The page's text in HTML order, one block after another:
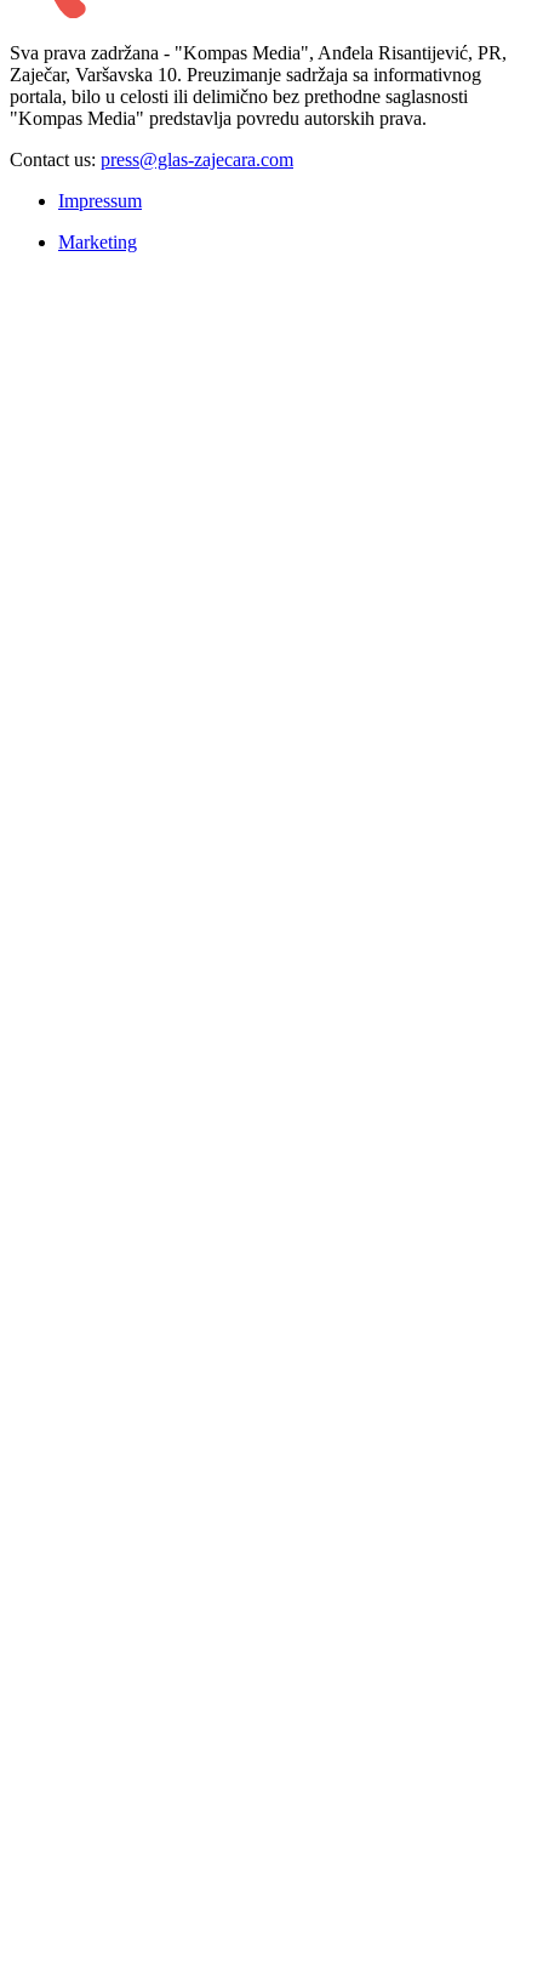
Sva prava zadržana - "Kompas Media", Anđela Risantijević, PR,
Zaječar, Varšavska 10. Preuzimanje sadržaja sa informativnog
portala, bilo u celosti ili delimično bez prethodne saglasnosti
"Kompas Media" predstavlja povredu autorskih prava.
Contact us: press@glas-zajecara.com
Impressum
Marketing